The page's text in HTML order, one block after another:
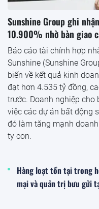
Sunshine Group ghi
10.900% nhờ bàn giao
Báo cáo tài chính hợp
Sunshine (Sunshine
biến về kết quả kinh
đạt hơn 4.535 tỷ đồng,
trước. Doanh nghiệp cho
việc các dự án bất động
đó làm tăng mạnh
ty con.
Hàng loạt tồn tại trong
mại và quản trị bưu gửi